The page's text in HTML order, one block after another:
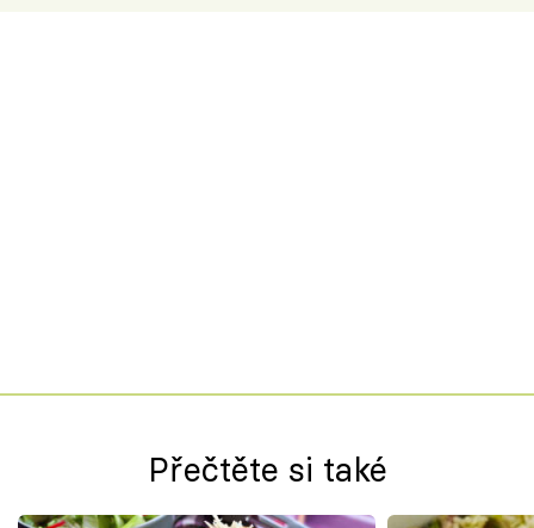
Přečtěte si také